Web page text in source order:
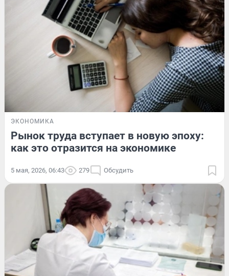
ЭКОНОМИКА
Рынок труда вступает в новую эпоху:
как это отразится на экономике
5 мая, 2026, 06:43 279 Обсудить